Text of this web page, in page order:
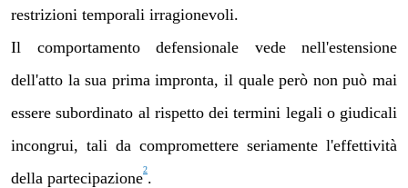
restrizioni temporali irragionevoli.
Il comportamento defensionale vede nell'estensione
dell'atto la sua prima impronta, il quale però non può mai
essere subordinato al rispetto dei termini legali o giudicali
incongrui, tali da compromettere seriamente l'effettività
della partecipazione2.